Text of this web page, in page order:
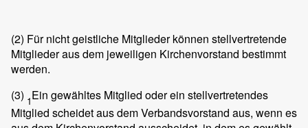
(2) Für nicht geistliche Mitglieder können stellvertretende
Mitglieder aus dem jeweiligen Kirchenvorstand bestimmt
werden.
(3) 1Ein gewähltes Mitglied oder ein stellvertretendes
Mitglied scheidet aus dem Verbandsvorstand aus, wenn es